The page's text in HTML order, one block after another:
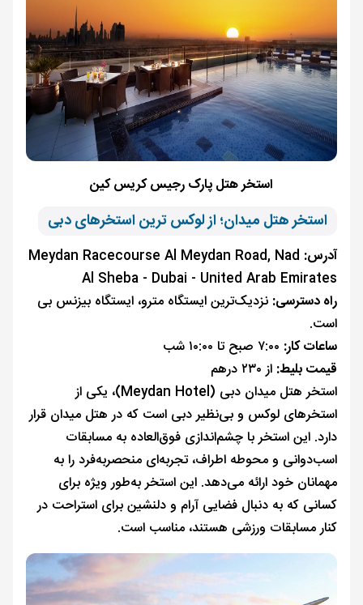
استخر هتل پارک رجیس کریس کین
استخر هتل میدان؛ از لوکس ترین استخرهای دبی
آدرس: Meydan Racecourse Al Meydan Road, Nad
Al Sheba - Dubai - United Arab Emirates
راه دسترسی: نزدیک‌ترین ایستگاه مترو، ایستگاه بیزنس بی
است.
ساعات کار:
قیمت بلیط: از ۲۳۰ درهم
استخر هتل میدان دبی (Meydan Hotel)، یکی از
استخرهای لوکس و بی‌نظیر دبی است که در هتل میدان قرار
دارد. این استخر با چشم‌اندازی فوق‌العاده به مسابقات
اسب‌دوانی و محوطه اطراف، تجربه‌ای منحصربه‌فرد را به
مهمانان خود ارائه می‌دهد. این استخر به‌طور ویژه برای
کسانی که به دنبال فضایی آرام و دلنشین برای استراحت در
کنار مسابقات ورزشی هستند، مناسب است.